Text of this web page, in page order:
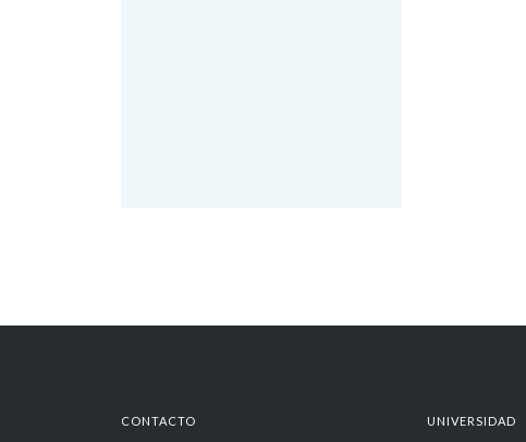
CONTACTO UNIVERSIDAD